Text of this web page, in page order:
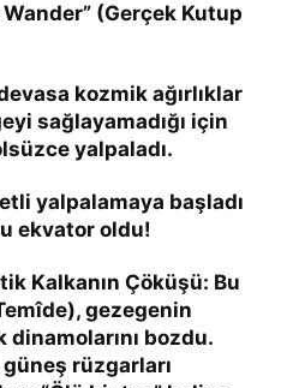
Wander” (Gerçek Kutup
kozmik ağırlıklar
sağlayamadığı için
yalpaladı.
yalpalamaya başladı
ekvator oldu!
Kalkanın Çöküşü: Bu
), gezegenin
bozdu.
rüzgarları